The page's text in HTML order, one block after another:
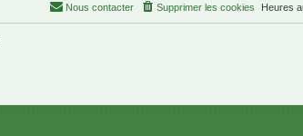
Heures
Supprimer les cookies
Nous contacter